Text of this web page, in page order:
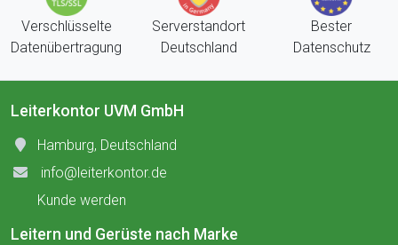
Verschlüsselte
Datenübertragung
Serverstandort
Deutschland
Bester
Datenschutz
Leiterkontor UVM GmbH
Hamburg, Deutschland
info@leiterkontor.de
Kunde werden
Leitern und Gerüste nach Marke